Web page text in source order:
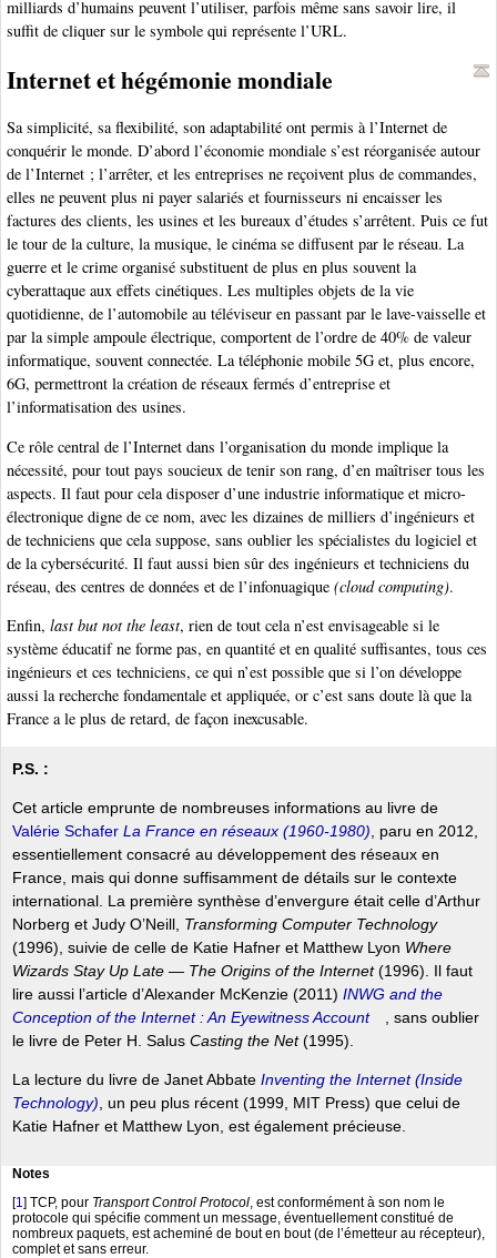
milliards d’humains peuvent l’utiliser, parfois même sans savoir lire, il
suffit de cliquer sur le symbole qui représente l’URL.
Internet et hégémonie mondiale
Sa simplicité, sa flexibilité, son adaptabilité ont permis à l’Internet de
conquérir le monde. D’abord l’économie mondiale s’est réorganisée autour
de l’Internet ; l’arrêter, et les entreprises ne reçoivent plus de commandes,
elles ne peuvent plus ni payer salariés et fournisseurs ni encaisser les
factures des clients, les usines et les bureaux d’études s’arrêtent. Puis ce fut
le tour de la culture, la musique, le cinéma se diffusent par le réseau. La
guerre et le crime organisé substituent de plus en plus souvent la
cyberattaque aux effets cinétiques. Les multiples objets de la vie
quotidienne, de l’automobile au téléviseur en passant par le lave-vaisselle et
par la simple ampoule électrique, comportent de l’ordre de 40% de valeur
informatique, souvent connectée. La téléphonie mobile 5G et, plus encore,
6G, permettront la création de réseaux fermés d’entreprise et
l’informatisation des usines.
Ce rôle central de l’Internet dans l’organisation du monde implique la
nécessité, pour tout pays soucieux de tenir son rang, d’en maîtriser tous les
aspects. Il faut pour cela disposer d’une industrie informatique et micro-
électronique digne de ce nom, avec les dizaines de milliers d’ingénieurs et
de techniciens que cela suppose, sans oublier les spécialistes du logiciel et
de la cybersécurité. Il faut aussi bien sûr des ingénieurs et techniciens du
réseau, des centres de données et de l’infonuagique (cloud computing).
Enfin, last but not the least, rien de tout cela n’est envisageable si le
système éducatif ne forme pas, en quantité et en qualité suffisantes, tous ces
ingénieurs et ces techniciens, ce qui n’est possible que si l’on développe
aussi la recherche fondamentale et appliquée, or c’est sans doute là que la
France a le plus de retard, de façon inexcusable.
P.S. :
Cet article emprunte de nombreuses informations au livre de
Valérie Schafer La France en réseaux (1960-1980) , paru en 2012,
essentiellement consacré au développement des réseaux en
France, mais qui donne suffisamment de détails sur le contexte
international. La première synthèse d’envergure était celle d’Arthur
Norberg et Judy O’Neill, Transforming Computer Technology
(1996), suivie de celle de Katie Hafner et Matthew Lyon Where
Wizards Stay Up Late — The Origins of the Internet(1996). Il faut
lire aussi l’article d’Alexander McKenzie (2011) INWG and the
Conception of the Internet : An Eyewitness Account
, sans oublier
le livre de Peter H. Salus Casting the Net(1995).
La lecture du livre de Janet Abbate Inventing the Internet (Inside
Technology), un peu plus récent (1999, MIT Press) que celui de
Katie Hafner et Matthew Lyon, est également précieuse.
Notes
[1 ] TCP, pour Transport Control Protocol , est conformément à son nom le
protocole qui spécifie comment un message, éventuellement constitué de
nombreux paquets, est acheminé de bout en bout (de l’émetteur au récepteur),
complet et sans erreur.